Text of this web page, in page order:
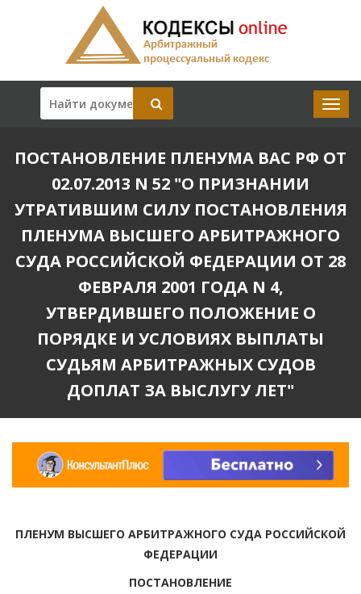
ПОСТАНОВЛЕНИЕ ПЛЕНУМА ВАС РФ ОТ
02.07.2013 N 52 "О ПРИЗНАНИИ
УТРАТИВШИМ СИЛУ ПОСТАНОВЛЕНИЯ
ПЛЕНУМА ВЫСШЕГО АРБИТРАЖНОГО
СУДА РОССИЙСКОЙ ФЕДЕРАЦИИ ОТ 28
ФЕВРАЛЯ 2001 ГОДА N 4,
УТВЕРДИВШЕГО ПОЛОЖЕНИЕ О
ПОРЯДКЕ И УСЛОВИЯХ ВЫПЛАТЫ
СУДЬЯМ АРБИТРАЖНЫХ СУДОВ
ДОПЛАТ ЗА ВЫСЛУГУ ЛЕТ"
ПЛЕНУМ ВЫСШЕГО АРБИТРАЖНОГО СУДА РОССИЙСКОЙ
ФЕДЕРАЦИИ
ПОСТАНОВЛЕНИЕ